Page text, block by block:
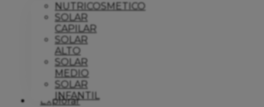
NUTRICOSMETICO
SOLAR
CAPILAR
SOLAR
ALTO
SOLAR
MEDIO
SOLAR
INFANTIL
Explorar